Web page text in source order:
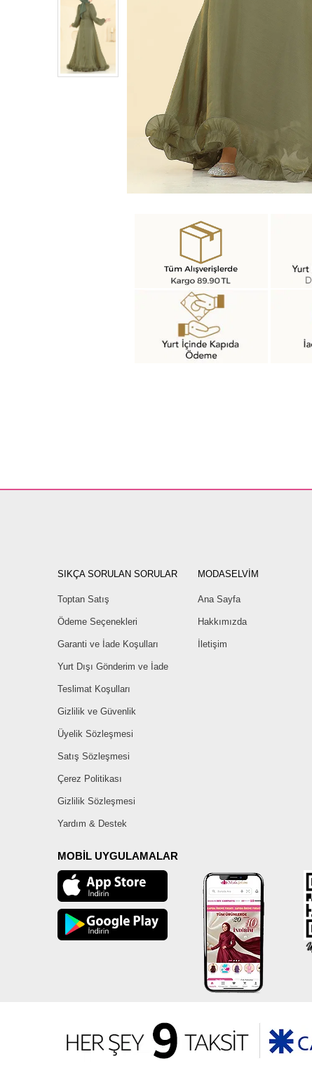
SIKÇA SORULAN SORULAR
Toptan Satış
Ödeme Seçenekleri
Garanti ve İade Koşulları
Yurt Dışı Gönderim ve İade
Teslimat Koşulları
Gizlilik ve Güvenlik
Üyelik Sözleşmesi
Satış Sözleşmesi
Çerez Politikası
Gizlilik Sözleşmesi
Yardım & Destek
MODASELVİM
Ana Sayfa
Hakkımızda
İletişim
MOBİL UYGULAMALAR